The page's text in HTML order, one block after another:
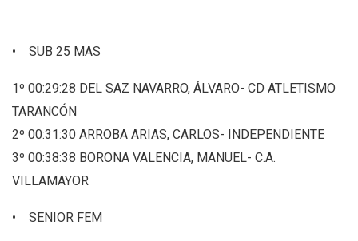
• SUB 25 MAS
1º 00:29:28 DEL SAZ NAVARRO, ÁLVARO- CD ATLETISMO
TARANCÓN
2º 00:31:30 ARROBA ARIAS, CARLOS- INDEPENDIENTE
3º 00:38:38 BORONA VALENCIA, MANUEL- C.A.
VILLAMAYOR
• SENIOR FEM